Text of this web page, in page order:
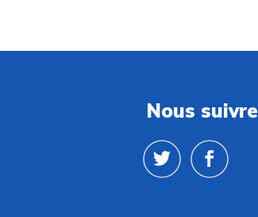
Nous suivre